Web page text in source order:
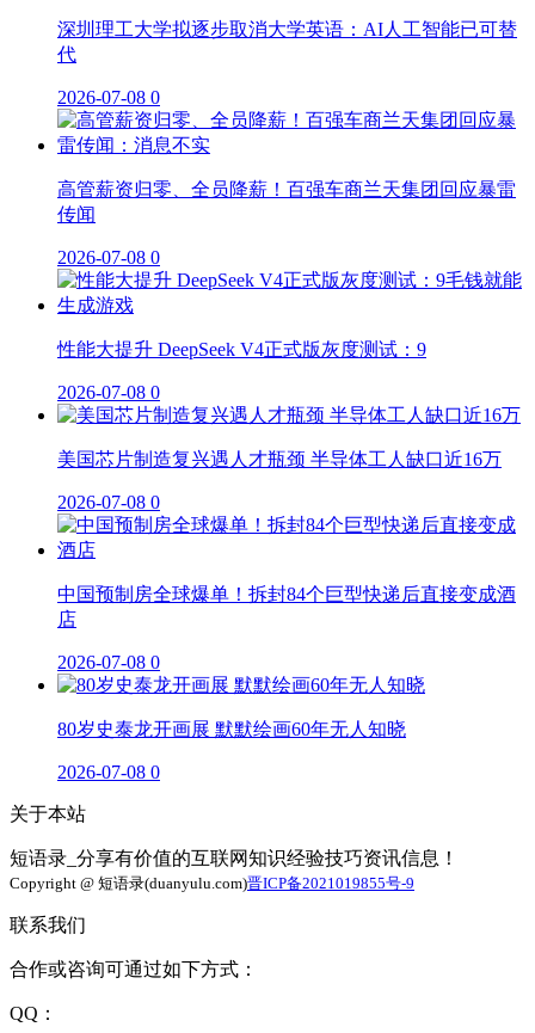
深圳理工大学拟逐步取消大学英语：AI人工智能已可替
代
2026-07-08 0
高管薪资归零、全员降薪！百强车商兰天集团回应暴雷
传闻
2026-07-08 0
性能大提升 DeepSeek V4正式版灰度测试：9
2026-07-08 0
美国芯片制造复兴遇人才瓶颈 半导体工人缺口近16万
2026-07-08 0
中国预制房全球爆单！拆封84个巨型快递后直接变成酒
店
2026-07-08 0
80岁史泰龙开画展 默默绘画60年无人知晓
2026-07-08 0
关于本站
短语录_分享有价值的互联网知识经验技巧资讯信息！
Copyright @ 短语录(duanyulu.com)晋ICP备2021019855号-9
联系我们
合作或咨询可通过如下方式：
QQ：